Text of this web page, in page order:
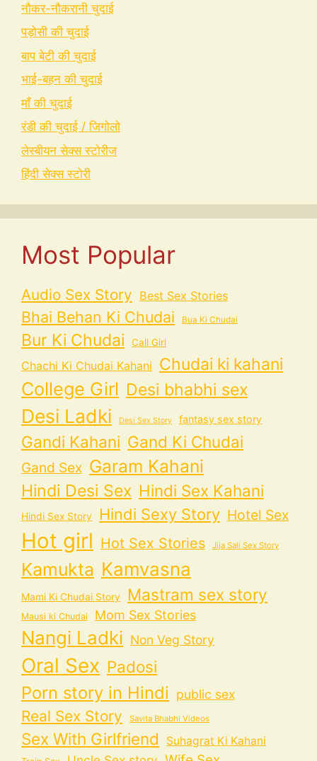
नौकर-नौकरानी चुदाई
पड़ोसी की चुदाई
बाप बेटी की चुदाई
भाई-बहन की चुदाई
माँ की चुदाई
रंडी की चुदाई / जिगोलो
लेस्बीयन सेक्स स्टोरीज
हिंदी सेक्स स्टोरी
Most Popular
Audio Sex Story Best Sex Stories
Bhai Behan Ki Chudai Bua Ki Chudai
Bur Ki Chudai Call Girl
Chachi Ki Chudai Kahani Chudai ki kahani
College Girl Desi bhabhi sex
Desi Ladki Desi Sex Story fantasy sex story
Gandi Kahani Gand Ki Chudai
Gand Sex Garam Kahani
Hindi Desi Sex Hindi Sex Kahani
Hindi Sex Story Hindi Sexy Story Hotel Sex
Hot girl Hot Sex Stories Jija Sali Sex Story
Kamukta Kamvasna
Mami Ki Chudai Story Mastram sex story
Mausi ki Chudai Mom Sex Stories
Nangi Ladki Non Veg Story
Oral Sex Padosi
Porn story in Hindi public sex
Real Sex Story Savita Bhabhi Videos
Sex With Girlfriend Suhagrat Ki Kahani